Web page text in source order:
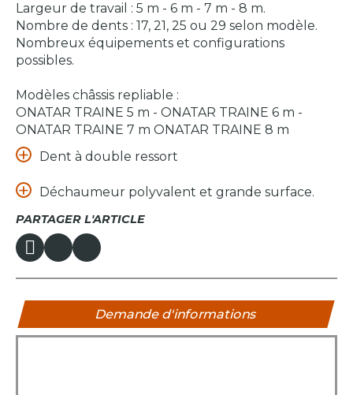
Dent à double ressort
Déchaumeur polyvalent et grande surface.
PARTAGER L'ARTICLE
Largeur de travail : 5 m - 6 m - 7 m - 8 m.
Nombre de dents : 17, 21, 25 ou 29 selon modèle.
Nombreux équipements et configurations
possibles.
Modèles châssis repliable :
ONATAR TRAINE 5 m - ONATAR TRAINE 6 m -
ONATAR TRAINE 7 m ONATAR TRAINE 8 m
Demande d'informations